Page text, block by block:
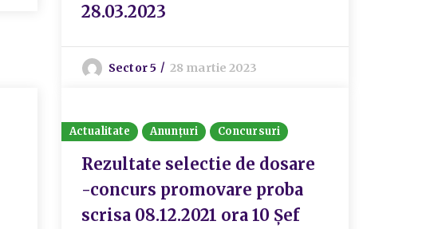
28.03.2023
Sector 5 28 martie 2023
Actualitate Anunțuri Concursuri
Rezultate selectie de dosare
-concurs promovare proba
scrisa 08.12.2021 ora 10 Șef